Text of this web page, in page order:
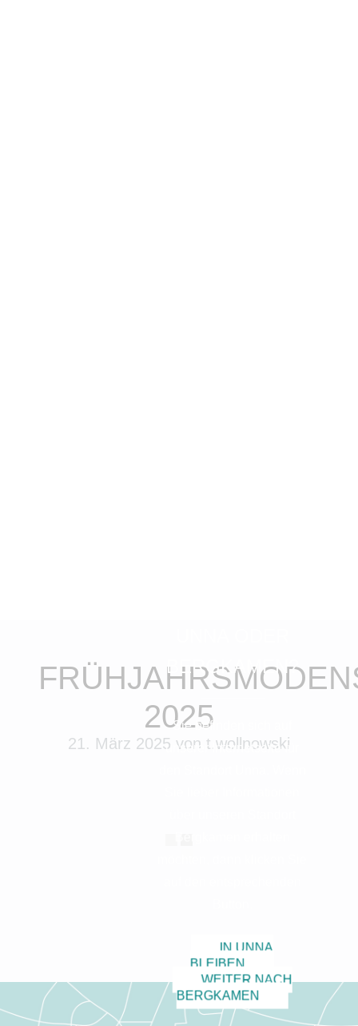
BERGKAMEN?
Sie befinden sich auf
unserer Internetseite für
IN UNNA
BLEIBEN
WEITER NACH
BERGKAMEN
2025
21. März 2025 von t.wollnowski